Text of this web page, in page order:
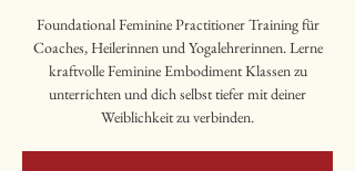
Foundational Feminine Practitioner Training für
Coaches, Heilerinnen und Yogalehrerinnen. Lerne
kraftvolle Feminine Embodiment Klassen zu
unterrichten und dich selbst tiefer mit deiner
Weiblichkeit zu verbinden.